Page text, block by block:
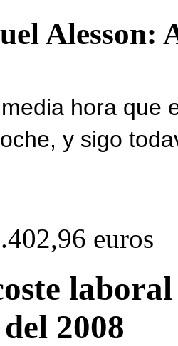
Alesson:
hora que
y sigo
euros
2008